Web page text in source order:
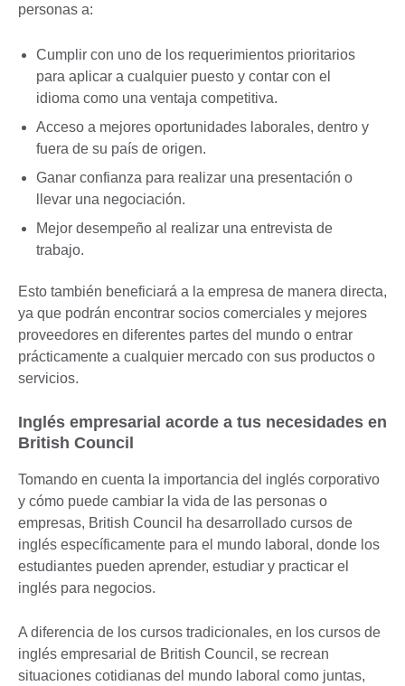
personas a:
Cumplir con uno de los requerimientos prioritarios
para aplicar a cualquier puesto y contar con el
idioma como una ventaja competitiva.
Acceso a mejores oportunidades laborales, dentro y
fuera de su país de origen.
Ganar confianza para realizar una presentación o
llevar una negociación.
Mejor desempeño al realizar una entrevista de
trabajo.
Esto también beneficiará a la empresa de manera directa,
ya que podrán encontrar socios comerciales y mejores
proveedores en diferentes partes del mundo o entrar
prácticamente a cualquier mercado con sus productos o
servicios.
Inglés empresarial acorde a tus necesidades en
British Council
Tomando en cuenta la importancia del inglés corporativo
y cómo puede cambiar la vida de las personas o
empresas, British Council ha desarrollado cursos de
inglés específicamente para el mundo laboral, donde los
estudiantes pueden aprender, estudiar y practicar el
inglés para negocios.
A diferencia de los cursos tradicionales, en los cursos de
inglés empresarial de British Council, se recrean
situaciones cotidianas del mundo laboral como juntas,